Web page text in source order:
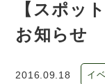
【スポッ
お知らせ
2016.09.18 イ